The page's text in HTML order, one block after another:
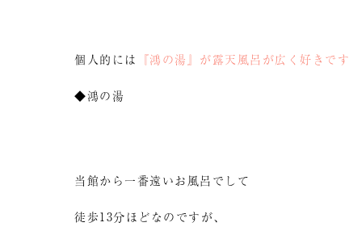
個人的には 『鴻の湯』が露天風呂が広く好きです
◆鴻の湯
当館から一番遠いお風呂でして
徒歩13分ほどなのですが、